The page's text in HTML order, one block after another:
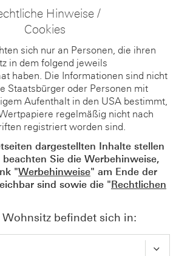
Hinweise /
Cookies
sich nur an Personen, die ihren
in dem folgend jeweils
haben. Die Informationen sind nicht
Staatsbürger oder Personen mit
Aufenthalt in den USA bestimmt,
regelmäßig nicht nach
registriert worden sind.
dargestellten Inhalte stellen
Sie die Werbehinweise,
"Werbehinweise" am Ende der
sind sowie die "Rechtlichen
befindet sich in: